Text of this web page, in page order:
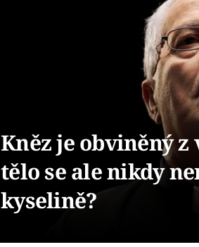
Kněz je obviněný
tělo se ale nikdy
kyselině?